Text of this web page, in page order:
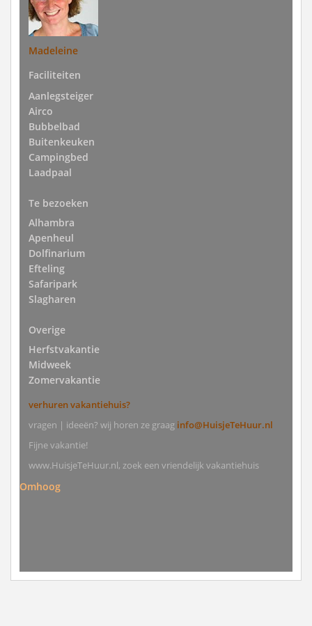
Madeleine
Faciliteiten
Aanlegsteiger
Airco
Bubbelbad
Buitenkeuken
Campingbed
Laadpaal
Te bezoeken
Alhambra
Apenheul
Dolfinarium
Efteling
Safaripark
Slagharen
Overige
Herfstvakantie
Midweek
Zomervakantie
verhuren vakantiehuis?
vragen | ideeën? wij horen ze graag info@HuisjeTeHuur.nl
Fijne vakantie!
www.HuisjeTeHuur.nl, zoek een vriendelijk vakantiehuis
Omhoog